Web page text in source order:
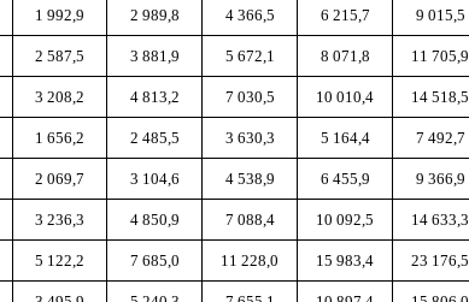
1 992,9 2 989,8 4 366,5 6 215,7 9 015,5
2 587,5 3 881,9 5 672,1 8 071,8 11 705,9
3 208,2 4 813,2 7 030,5 10 010,4 14 518,5
1 656,2 2 485,5 3 630,3 5 164,4 7 492,7
2 069,7 3 104,6 4 538,9 6 455,9 9 366,9
3 236,3 4 850,9 7 088,4 10 092,5 14 633,3
5 122,2 7 685,0 11 228,0 15 983,4 23 176,5